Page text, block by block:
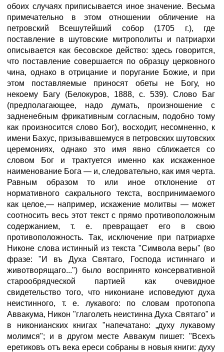
обоих случаях приписывается иное значение. Весьма
примечательно в этом отношении обличение на
петровский Всешутейший собор (1705 г.), где
поставление в шутовские митрополиты и патриархи
описывается как бесовское действо: здесь говорится,
что поставление совершается по образцу церковного
чина, однако в отрицание и поругание Божие, и при
этом поставляемые приносят обеты не Богу, но
некоему Багу (Белокуров, 1888, с. 539). Слово Баг
(предполагающее, надо думать, произношение с
задненебным фрикативным согласным, подобно тому
как произносится слово Бог), восходит, несомненно, к
имени Бахус, призывавшемуся в петровских шутовских
церемониях, однако это имя явно сближается со
словом Бог и трактуется именно как искаженное
наименование Бога — и, следовательно, как имя черта.
Равным образом то или иное отклонение от
нормативного сакрального текста, воспринимаемого
как целое,— например, искажение молитвы — может
соотносить весь этот текст с прямо противоположным
содержанием, т. е. превращает его в свою
противоположность. Так, исключение при патриархе
Никоне слова истинный из текста "Символа веры" (во
фразе: "И въ Духа Святаго, Господа истиннаго и
животворящаго...") было воспринято консервативной
старообрядческой партией как очевидное
свидетельство того, что никониане исповедуют духа
неистинного, т. е. лукавого: по словам протопопа
Аввакума, Никон "глаголеть неистинна Духа Святаго" и
в никонианских книгах "напечатано: „духу лукавому
молимся"; и в другом месте Аввакум пишет: "Всехъ
еретиковъ отъ века ереси собраны в новыя книги: духу